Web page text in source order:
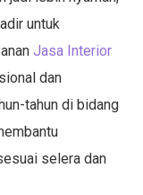
untuk
Jasa Interior
dan
tahun di bidang
selera dan